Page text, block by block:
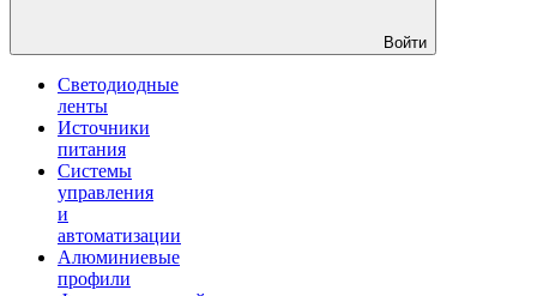
Войти
Светодиодные
ленты
Источники
питания
Системы
управления
и
автоматизации
Алюминиевые
профили